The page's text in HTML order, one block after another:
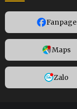
Fanpage
Maps
Zalo